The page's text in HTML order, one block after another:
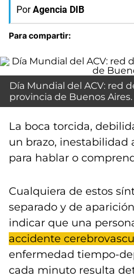
Por Agencia DIB
Para compartir:
Día Mundial del ACV: red
provincia de Buenos Aires.
La boca torcida,
un brazo, inestabilidad
para hablar o
Cualquiera de estos
separado y de
indicar que una
accidente
enfermedad tiempo-
cada minuto resulta